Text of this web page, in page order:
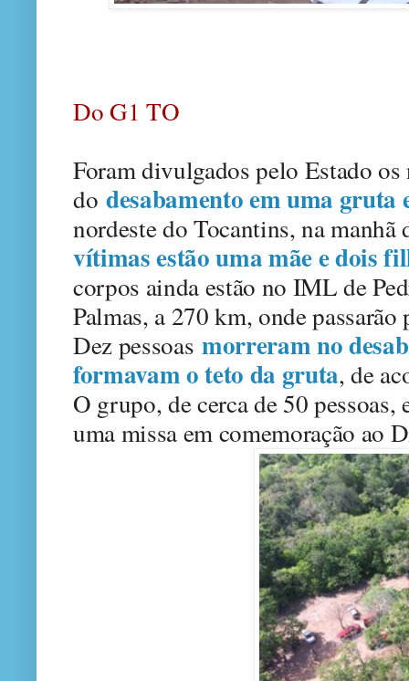
Do G1 TO
Foram divulgados pelo Estado
do desabamento em uma
nordeste do Tocantins, na manhã
vítimas estão uma mãe e dois
corpos ainda estão no IML de
Palmas, a 270 km, onde passarão
Dez pessoas morreram no
formavam o teto da gruta, de
O grupo, de cerca de 50
uma missa em comemoração ao